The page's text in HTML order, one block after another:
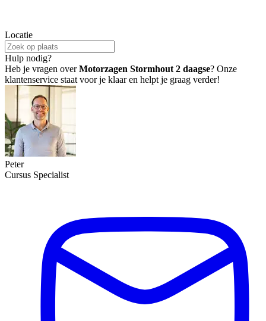
Locatie
Hulp nodig?
Heb je vragen overMotorzagen Stormhout 2 daagse? Onze
klantenservice staat voor je klaar en helpt je graag verder!
Peter
Cursus Specialist